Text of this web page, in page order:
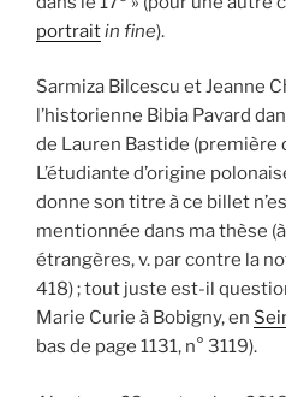
portraitin fine).
Sarmiza Bilcescu et Jeanne
l’historienne Bibia Pavard
de Lauren Bastide (première
L’étudiante d’origine
donne son titre à ce billet
mentionnée dans ma thèse
étrangères, v. par contre la
418) ; tout juste est-il
Marie Curie à Bobigny, en
bas de page 1131, n° 3119).